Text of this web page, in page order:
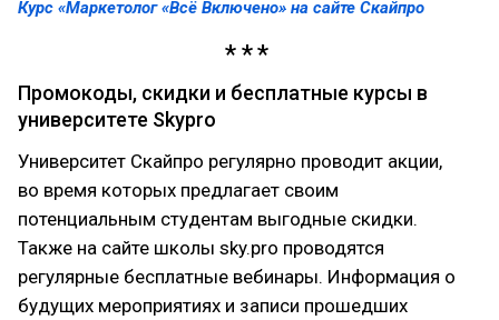
Курс «Маркетолог «Всё Включено» на сайте Скайпро
Промокоды, скидки и бесплатные курсы в
университете Skypro
Университет Скайпро регулярно проводит акции,
во время которых предлагает своим
потенциальным студентам выгодные скидки.
Также на сайте школы sky.pro проводятся
регулярные бесплатные вебинары. Информация о
будущих мероприятиях и записи прошедших